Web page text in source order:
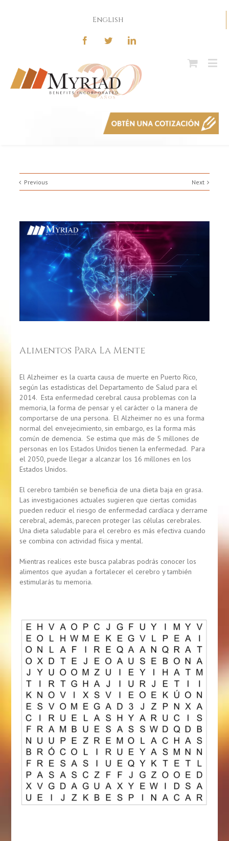
English
Previous Next
Alimentos Para La Mente
El Alzheimer es la cuarta causa de muerte en Puerto Rico,
según las estadísticas del Departamento de Salud para el
2014. Esta enfermedad cerebral causa problemas con la
memoria, la forma de pensar y el carácter o la manera de
comportarse de una persona. El Alzheimer no es una forma
normal del envejecimiento, sin embargo, es la forma más
común de demencia. Se estima que más de 5 millones de
personas en los Estados Unidos tienen la enfermedad. Para
el 2050, puede llegar a alcanzar los 16 millones en los
Estados Unidos.
El cerebro también se beneficia de una dieta baja en grasa.
Las investigaciones actuales sugieren que ciertas comidas
pueden reducir el riesgo de enfermedad cardíaca y derrame
cerebral, además, parecen proteger las células cerebrales.
Una dieta saludable para el cerebro es más efectiva cuando
se combina con actividad física y mental.
Mientras realices este busca palabras podrás conocer los
alimentos que ayudan a fortalecer el cerebro y también
estimularás tu memoria.